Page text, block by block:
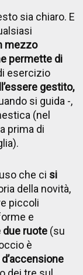
sia chiaro. E
mezzo
permette di
esercizio
gestito,
si guida -,
(nel
prima di
che ci si
della novità,
piccoli
e
due ruote (su
è